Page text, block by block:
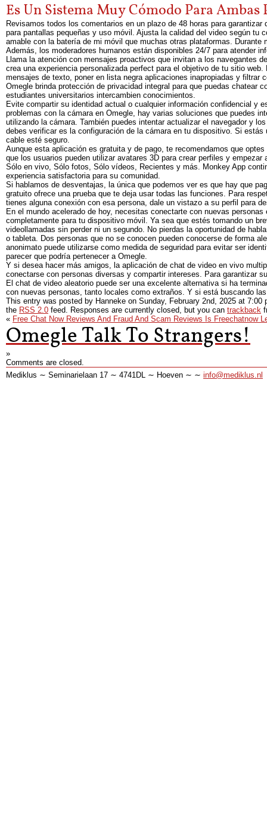
Es Un Sistema Muy Cómodo Para Ambas
Revisamos todos los comentarios en un plazo de 48 horas para
para pantallas pequeñas y uso móvil. Ajusta la calidad del video según tu
amable con la batería de mi móvil que muchas otras plataformas.
Además, los moderadores humanos están disponibles 24/7 para atender
Llama la atención con mensajes proactivos que invitan a los navegantes
crea una experiencia personalizada perfect para el objetivo de tu sitio
mensajes de texto, poner en lista negra aplicaciones inapropiadas y
Omegle brinda protección de privacidad integral para que puedas chatear
estudiantes universitarios intercambien conocimientos.
Evite compartir su identidad actual o cualquier información confidencial y
problemas con la cámara en Omegle, hay varias soluciones que puedes
utilizando la cámara. También puedes intentar actualizar el navegador y
debes verificar es la configuración de la cámara en tu dispositivo. Si
cable esté seguro.
Aunque esta aplicación es gratuita y de pago, te recomendamos que
que los usuarios pueden utilizar avatares 3D para crear perfiles y
Sólo en vivo, Sólo fotos, Sólo vídeos, Recientes y más. Monkey App
experiencia satisfactoria para su comunidad.
Si hablamos de desventajas, la única que podemos ver es que hay que
gratuito ofrece una prueba que te deja usar todas las funciones. Para
tienes alguna conexión con esa persona, dale un vistazo a su perfil para
En el mundo acelerado de hoy, necesitas conectarte con nuevas
completamente para tu dispositivo móvil. Ya sea que estés tomando un
videollamadas sin perder ni un segundo. No pierdas la oportunidad de
o tableta. Dos personas que no se conocen pueden conocerse de forma
anonimato puede utilizarse como medida de seguridad para evitar ser
parecer que podría pertenecer a Omegle.
Y si desea hacer más amigos, la aplicación de chat de video en vivo
conectarse con personas diversas y compartir intereses. Para garantizar
El chat de video aleatorio puede ser una excelente alternativa si ha
con nuevas personas, tanto locales como extraños. Y si está buscando
This entry was posted by Hanneke on Sunday, February 2nd, 2025 at 7:00
the RSS 2.0 feed. Responses are currently closed, but you can trackback
« Free Chat Now Reviews And Fraud And Scam Reviews Is Freechatnow
Omegle Talk To Strangers!
»
Comments are closed.
Mediklus ∼ Seminarielaan 17 ∼ 4741DL ∼ Hoeven ∼ ∼ info@mediklus.nl